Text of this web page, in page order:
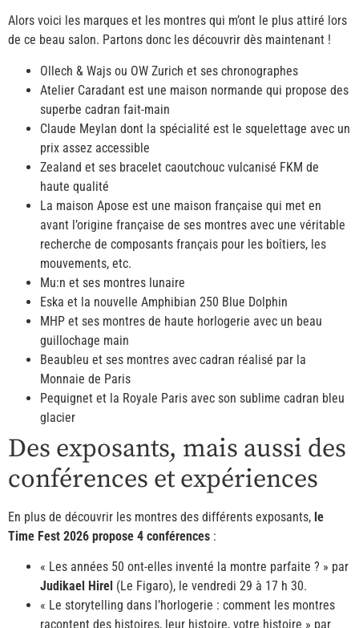
Alors voici les marques et les montres qui m’ont le plus attiré lors
de ce beau salon. Partons donc les découvrir dès maintenant !
Ollech & Wajs ou OW Zurich et ses chronographes
Atelier Caradant est une maison normande qui propose des
superbe cadran fait-main
Claude Meylan dont la spécialité est le squelettage avec un
prix assez accessible
Zealand et ses bracelet caoutchouc vulcanisé FKM de
haute qualité
La maison Apose est une maison française qui met en
avant l’origine française de ses montres avec une véritable
recherche de composants français pour les boîtiers, les
mouvements, etc.
Mu:n et ses montres lunaire
Eska et la nouvelle Amphibian 250 Blue Dolphin
MHP et ses montres de haute horlogerie avec un beau
guillochage main
Beaubleu et ses montres avec cadran réalisé par la
Monnaie de Paris
Pequignet et la Royale Paris avec son sublime cadran bleu
glacier
Des exposants, mais aussi des
conférences et expériences
En plus de découvrir les montres des différents exposants, le
Time Fest 2026 propose 4 conférences :
« Les années 50 ont-elles inventé la montre parfaite ? » par
Judikael Hirel (Le Figaro), le vendredi 29 à 17 h 30.
« Le storytelling dans l’horlogerie : comment les montres
racontent des histoires, leur histoire, votre histoire » par